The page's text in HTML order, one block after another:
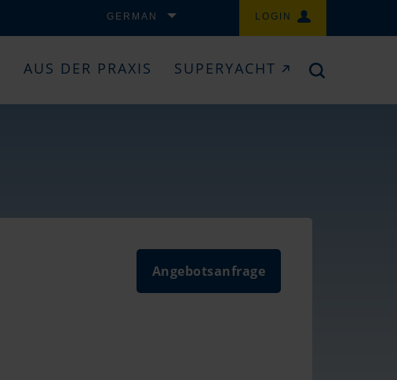
GERMAN LOGIN
AUS DER PRAXIS SUPERYACHT
Angebotsanfrage